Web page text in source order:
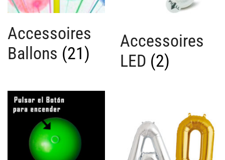
Accessoires
Ballons (21)
Accessoires
LED (2)